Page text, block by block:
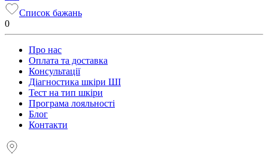
Список бажань
0
Про нас
Оплата та доставка
Консультації
Діагностика шкіри ШІ
Тест на тип шкіри
Програма лояльності
Блог
Контакти